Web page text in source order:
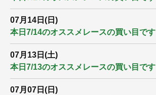
07月14日(日)
本日7/14のオススメレースの買い目です
07月13日(土)
本日7/13のオススメレースの買い目です
07月07日(日)